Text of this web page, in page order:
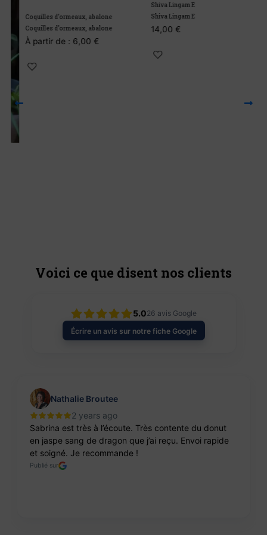
Coquilles d’ormeaux, abalone
Coquilles d’ormeaux, abalone
À partir de :6,00 €
Shiva Lingam E
Shiva Lingam E
14,00 €
Voici ce que disent nos clients
5.026 avis Google
Écrire un avis sur notre fiche Google
Nathalie Broutee
2 years ago
Sabrina est très à l’écoute. Très contente du donut
en jaspe sang de dragon que j’ai reçu. Envoi rapide
et soigné. Je recommande !
Publié sur